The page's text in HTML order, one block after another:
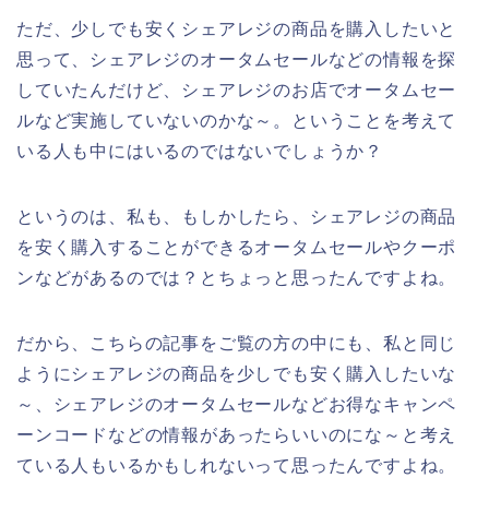
ただ、少しでも安くシェアレジの商品を購入したいと
思って、シェアレジのオータムセールなどの情報を探
していたんだけど、シェアレジのお店でオータムセー
ルなど実施していないのかな～。ということを考えて
いる人も中にはいるのではないでしょうか？
というのは、私も、もしかしたら、シェアレジの商品
を安く購入することができるオータムセールやクーポ
ンなどがあるのでは？とちょっと思ったんですよね。
だから、こちらの記事をご覧の方の中にも、私と同じ
ようにシェアレジの商品を少しでも安く購入したいな
～、シェアレジのオータムセールなどお得なキャンペ
ーンコードなどの情報があったらいいのにな～と考え
ている人もいるかもしれないって思ったんですよね。